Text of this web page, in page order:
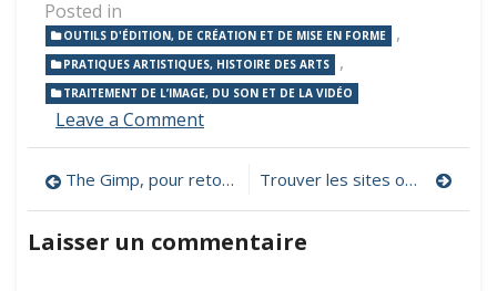
Posted in
OUTILS D'ÉDITION, DE CRÉATION ET DE MISE EN FORME ,
PRATIQUES ARTISTIQUES, HISTOIRE DES ARTS ,
TRAITEMENT DE L’IMAGE, DU SON ET DE LA VIDÉO
Leave a Commenton
application
de
dessin
magique !
Navigation
de
l’article
The Gimp, pour retoucher ses photos Trouver les sites officiels de téléchargement des logiciels
Laisser un commentaire